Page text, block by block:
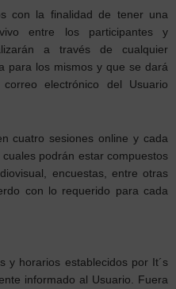
con la finalidad de tener una
entre los participantes y
a través de cualquier
para los mismos y que se dará
electrónico del Usuario
cuatro sesiones online y cada
podrán estar compuestos
encuestas, entre otras
con lo requerido para cada
y horarios establecidos por It´s
informado al Usuario. Fuera